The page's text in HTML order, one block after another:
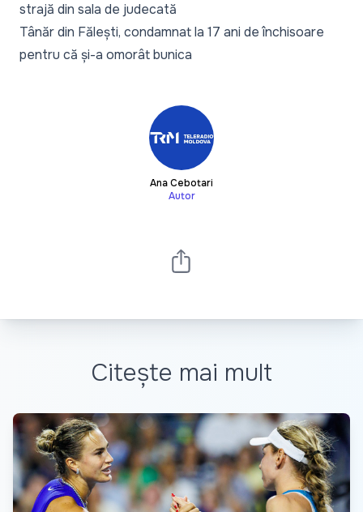
strajă din sala de judecată
Tânăr din Fălești, condamnat la 17 ani de închisoare
pentru că și-a omorât bunica
Ana Cebotari
Autor
Citește mai mult